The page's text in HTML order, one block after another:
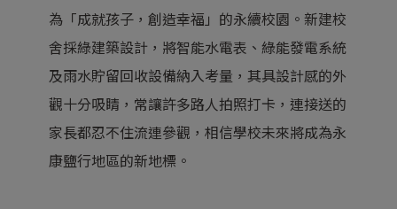
為「成就孩子，創造幸福」的永續校園。新建校
舍採綠建築設計，將智能水電表、綠能發電系統
及雨水貯留回收設備納入考量，其具設計感的外
觀十分吸睛，常讓許多路人拍照打卡，連接送的
家長都忍不住流連參觀，相信學校未來將成為永
康鹽行地區的新地標。